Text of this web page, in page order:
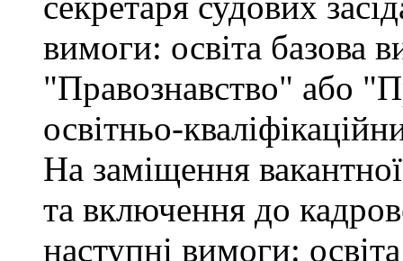
вимоги: освіта базова
"Правознавство" або
освітньо-
На заміщення
та включення до
наступні вимоги: